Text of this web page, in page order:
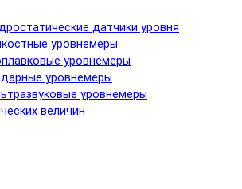
датчики уровня
уровнемеры
уровнемеры
уровнемеры
уровнемеры
величин